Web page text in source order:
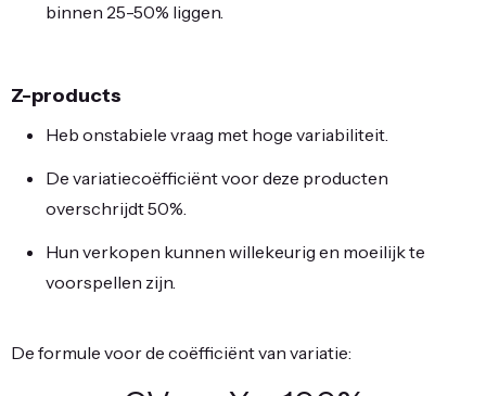
binnen 25-50% liggen.
Z-products
Heb onstabiele vraag met hoge variabiliteit.
De variatiecoëfficiënt voor deze producten
overschrijdt 50%.
Hun verkopen kunnen willekeurig en moeilijk te
voorspellen zijn.
De formule voor de coëfficiënt van variatie: